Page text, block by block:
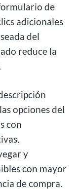
de
adicionales
del
reduce la
opciones del
con
y
con mayor
de compra.